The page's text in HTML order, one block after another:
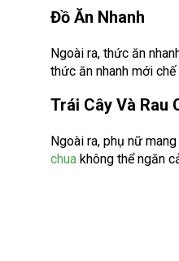
Đồ Ăn Nhanh
Ngoài ra, thức ăn
thức ăn nhanh mới
Trái Cây Và Rau
Ngoài ra, phụ nữ
chua không thể ngăn